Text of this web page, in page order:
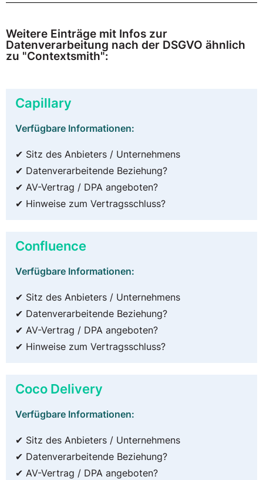
Weitere Einträge mit Infos zur
Datenverarbeitung nach der DSGVO ähnlich
zu "Contextsmith":
Capillary
Verfügbare Informationen:
✔ Sitz des Anbieters / Unternehmens
✔ Datenverarbeitende Beziehung?
✔ AV-Vertrag / DPA angeboten?
✔ Hinweise zum Vertragsschluss?
Confluence
Verfügbare Informationen:
✔ Sitz des Anbieters / Unternehmens
✔ Datenverarbeitende Beziehung?
✔ AV-Vertrag / DPA angeboten?
✔ Hinweise zum Vertragsschluss?
Coco Delivery
Verfügbare Informationen:
✔ Sitz des Anbieters / Unternehmens
✔ Datenverarbeitende Beziehung?
✔ AV-Vertrag / DPA angeboten?